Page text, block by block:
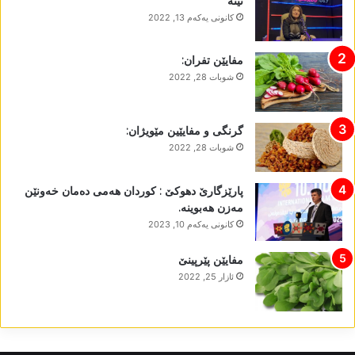
كانونی یه‌كه‌م 13, 2022
مفایێن تفران:
شوبات 28, 2022
گرنگی و مفایێین مێویژان:
شوبات 28, 2022
پارێزگارێ دھوکێ : کوردان ھەمی دەمان خەونێن
مەزن ھەبوینە.
كانونی یه‌كه‌م 10, 2023
مفایێن پێرپینێ
ئازار 25, 2022